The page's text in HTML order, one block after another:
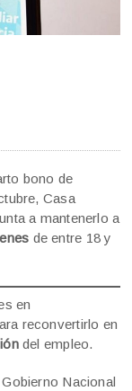
bono de
Casa
a mantenerlo a
de entre 18 y
en
reconvertirlo en
del empleo.
Nacional